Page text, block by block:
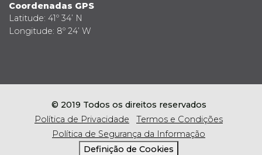
Coordenadas GPS
Latitude: 41º 34’ N
Longitude: 8º 24’ W
© 2019 Todos os direitos reservados
Política de Privacidade
Termos e Condições
Política de Segurança da Informação
Definição de Cookies